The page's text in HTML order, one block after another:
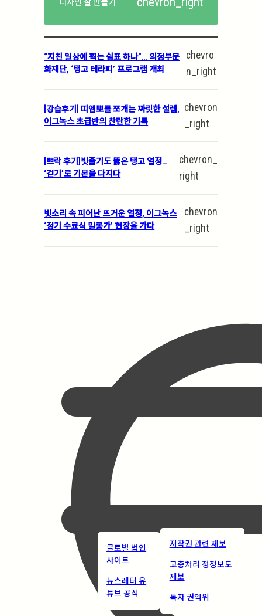
“지친 일상에 찍는 쉼표 하나”… 의정부문
화재단, ‘탱고 테라피’ 프로그램 개최
chevro
n_right
[강습후기] 띠엠뽀를 쪼개는 짜릿한 설렘,
이그녹스 초급반의 찬란한 기록
chevron
_right
[쁘락 후기]빗줄기도 뚫은 탱고 열정…
‘걷기’로 기본을 다지다
chevron_
right
빗소리 속 피어난 뜨거운 열정, 이그녹스
‘정기 수료식 밀롱가’ 현장을 가다
chevron
_right
글로벌 법인
사이트
뉴스레터 유
튜브 공식
저작권 관련 제보
고충처리 정정보도
제보
독자 권익위